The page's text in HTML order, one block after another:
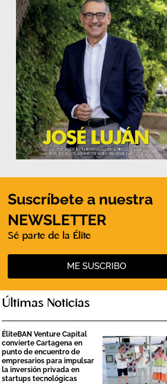
Suscríbete a nuestra
NEWSLETTER
Sé parte de la Élite
ME SUSCRIBO
Últimas Noticias
ÉliteBAN Venture Capital
convierte Cartagena en
punto de encuentro de
empresarios para impulsar
la inversión privada en
startups tecnológicas